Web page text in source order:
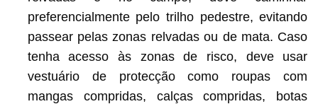
preferencialmente pelo trilho pedestre, evitando
passear pelas zonas relvadas ou de mata. Caso
tenha acesso às zonas de risco, deve usar
vestuário de protecção como roupas com
mangas compridas, calças compridas, botas